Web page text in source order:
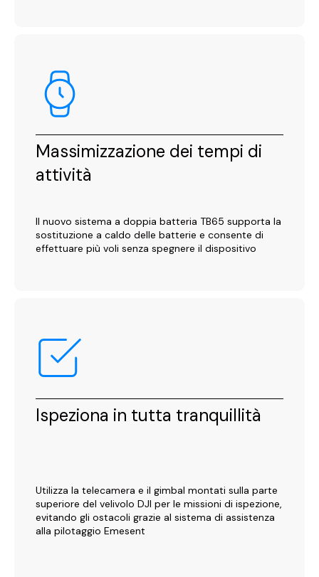
Massimizzazione dei tempi di
attività
Il nuovo sistema a doppia batteria TB65 supporta la
sostituzione a caldo delle batterie e consente di
effettuare più voli senza spegnere il dispositivo
Ispeziona in tutta tranquillità
Utilizza la telecamera e il gimbal montati sulla parte
superiore del velivolo DJI per le missioni di ispezione,
evitando gli ostacoli grazie al sistema di assistenza
alla pilotaggio Emesent